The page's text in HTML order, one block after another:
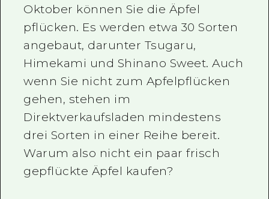
Oktober können Sie die Äpfel
pflücken. Es werden etwa 30 Sorten
angebaut, darunter Tsugaru,
Himekami und Shinano Sweet. Auch
wenn Sie nicht zum Apfelpflücken
gehen, stehen im
Direktverkaufsladen mindestens
drei Sorten in einer Reihe bereit.
Warum also nicht ein paar frisch
gepflückte Äpfel kaufen?